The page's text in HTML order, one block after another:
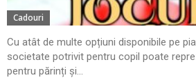
Cadouri
Cu atât de multe opțiuni disponibile pe
societate potrivit pentru copil poate
pentru părinți și...